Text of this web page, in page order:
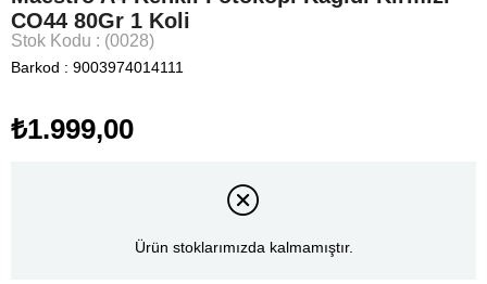
CO44 80Gr 1 Koli
Stok Kodu (0028)
Barkod : 9003974014111
₺1.999,00
Ürün stoklarımızda kalmamıştır.